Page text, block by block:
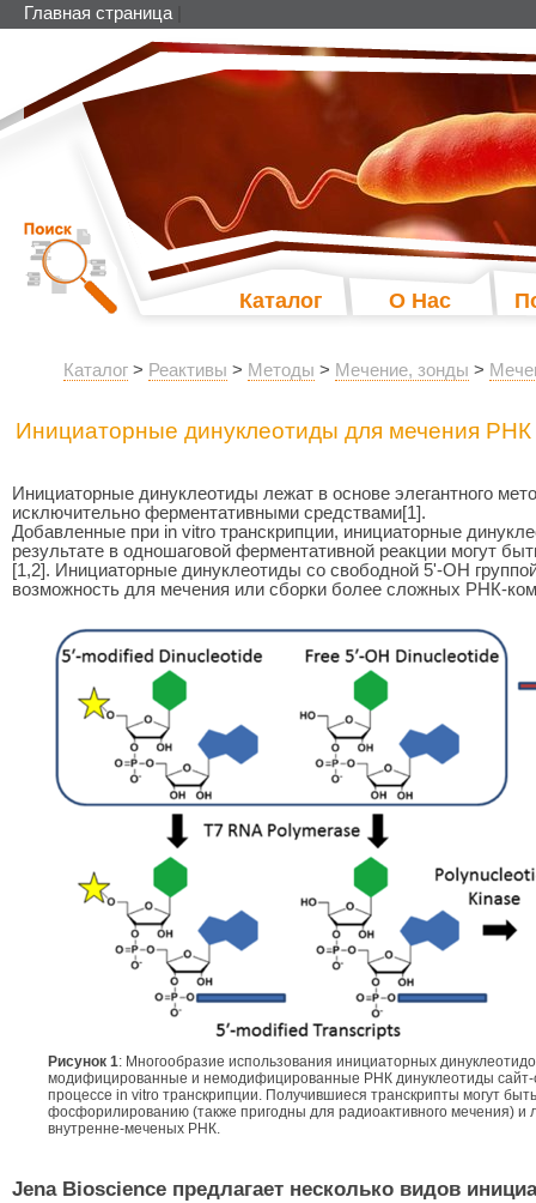
Главная страница
Каталог О Нас
Каталог > Реактивы > Методы > Мечение, зонды >
Инициаторные динуклеотиды для мечения РНК
Инициаторные динуклеотиды лежат в основе элегантного
исключительно ферментативными средствами[1].
Добавленные при in vitro транскрипции, инициаторные
результате в одношаговой ферментативной реакции могут
[1,2]. Инициаторные динуклеотиды со свободной 5'-OH
возможность для мечения или сборки более сложных РНК-
Рисунок 1: Многообразие использования инициаторных
модифицированные и немодифицированные РНК динуклеотиды сайт-
процессе in vitro транскрипции. Получившиеся транскрипты могут
фосфорилированию (также пригодны для радиоактивного мечения) и
внутренне-меченых РНК.
Jena Bioscience предлагает несколько видов